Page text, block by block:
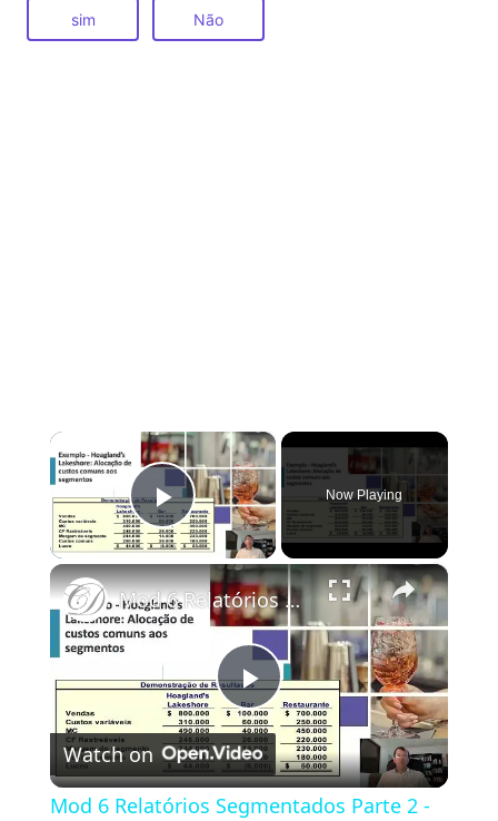
sim Não
×
Play Video
Now Playing
×
P
l
Mod 6 Relatórios Segmentados Parte 2 - Um Exemplo
Watch on
Mod 6 Relatórios Segmentados Parte 2 -